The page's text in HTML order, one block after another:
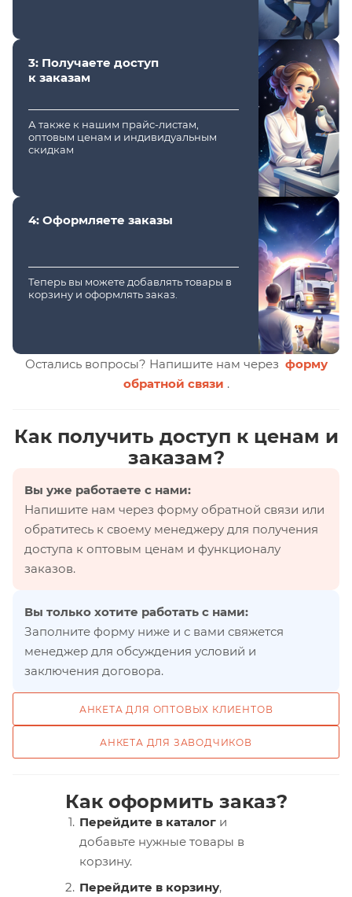
3: Получаете доступ
к заказам
А также к нашим прайс-листам,
оптовым ценам и индивидуальным
скидкам
4: Оформляете заказы
Теперь вы можете добавлять товары в
корзину и оформлять заказ.
Остались вопросы? Напишите нам через форму
обратной связи .
Как получить доступ к ценам и
заказам?
Вы уже работаете с нами:
Напишите нам через форму обратной связи или
обратитесь к своему менеджеру для получения
доступа к оптовым ценам и функционалу
заказов.
Вы только хотите работать с нами:
Заполните форму ниже и с вами свяжется
менеджер для обсуждения условий и
заключения договора.
АНКЕТА ДЛЯ ОПТОВЫХ КЛИЕНТОВ
АНКЕТА ДЛЯ ЗАВОДЧИКОВ
Как оформить заказ?
Перейдите в каталог и
добавьте нужные товары в
корзину.
Перейдите в корзину,